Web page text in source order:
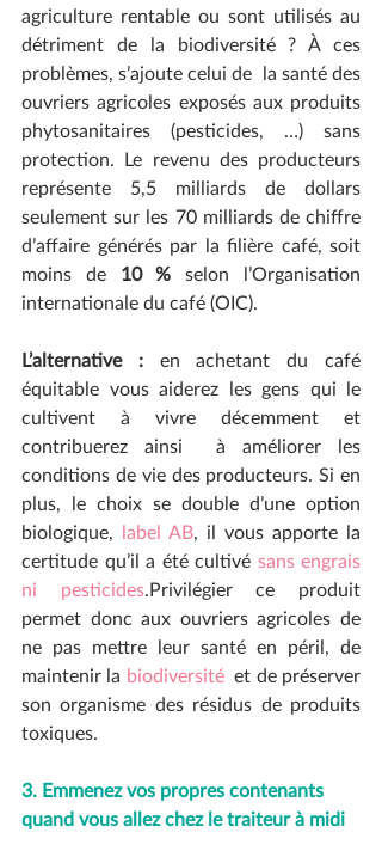
agriculture rentable ou sont utilisés au
détriment de la biodiversité ? À ces
problèmes, s’ajoute celui de  la santé des
ouvriers agricoles exposés aux produits
phytosanitaires (pesticides, …) sans
protection. Le revenu des producteurs
représente 5,5 milliards de dollars
seulement sur les 70 milliards de chiffre
d’affaire générés par la filière café, soit
moins de 10 % selon l’Organisation
internationale du café (OIC).
L’alternative : en achetant du café
équitable vous aiderez les gens qui le
cultivent à vivre décemment et
contribuerez ainsi  à améliorer les
conditions de vie des producteurs. Si en
plus, le choix se double d’une option
biologique, label AB, il vous apporte la
certitude qu’il a été cultivé sans engrais
ni pesticides.Privilégier ce produit
permet donc aux ouvriers agricoles de
ne pas mettre leur santé en péril, de
maintenir la biodiversité
  et de préserver
son organisme des résidus de produits
toxiques.
3. Emmenez vos propres contenants
quand vous allez chez le traiteur à midi